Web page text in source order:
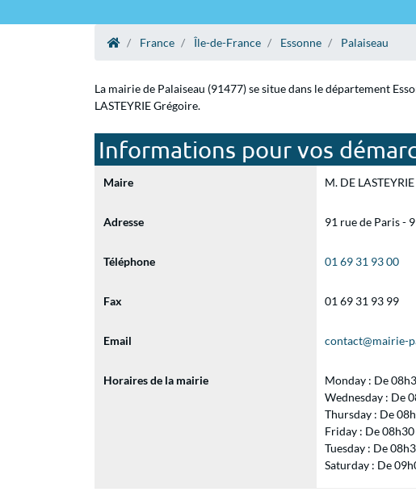
France Île-de-France Essonne Palaiseau
La mairie de Palaiseau (91477) se situe dans le département
LASTEYRIE Grégoire.
Informations pour vos
Maire M. DE
Adresse 91 rue de Paris -
Téléphone 01 69 31 93 00
Fax 01 69 31 93 99
Email contact@mairie-
Horaires de la mairie
Monday : De
Wednesday : De
Thursday : De
Friday : De
Tuesday : De
Saturday : De